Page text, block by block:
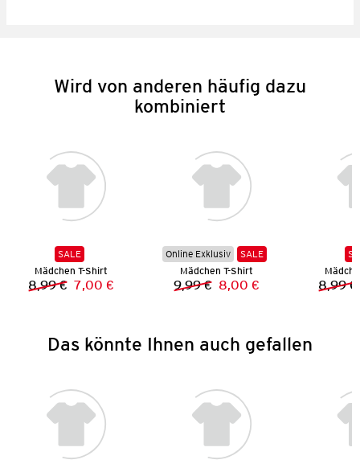
Wird von anderen häufig dazu
kombiniert
SALE
Mädchen T-Shirt
Vorheriger Preis:
8,99 € Neuer Preis:
7,00 €
Online Exklusiv
SALE
Mädchen T-Shirt
Vorheriger Preis:
9,99 € Neuer Preis:
8,00 € 8,99 €
Das könnte Ihnen auch gefallen